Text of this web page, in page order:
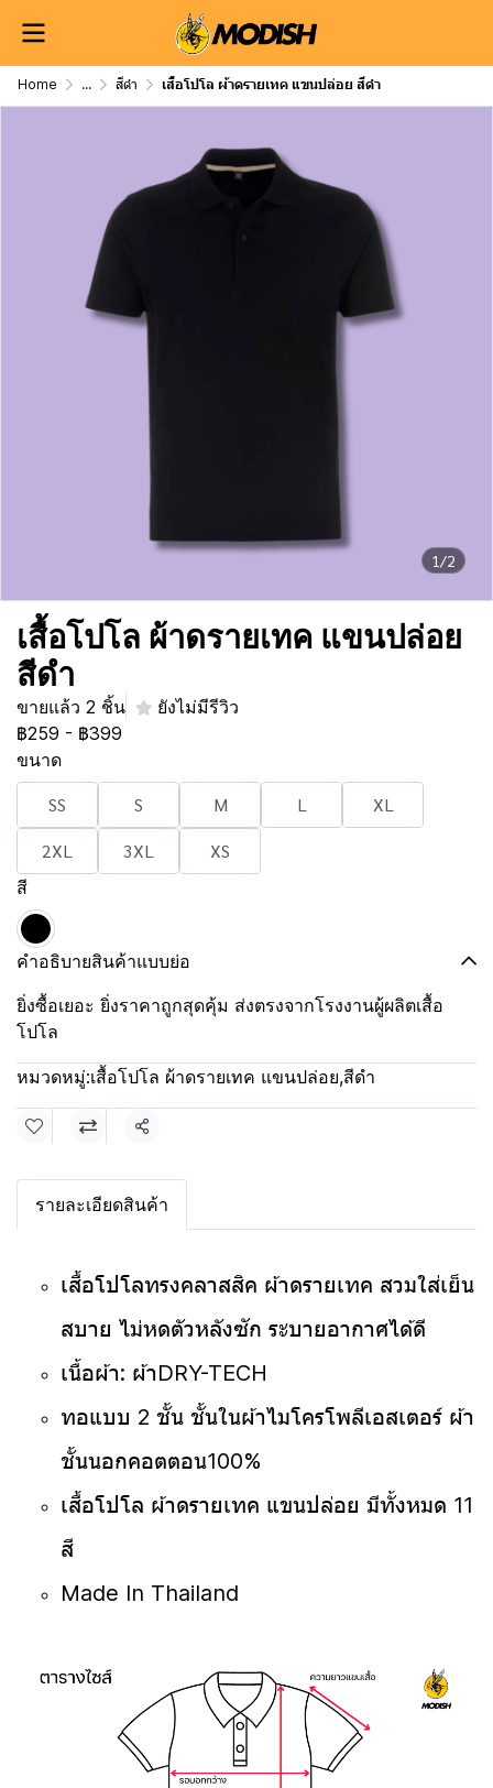
Home ... สีดำ เสื้อโปโล ผ้าดรายเทค แขนปล่อย สีดำ
1/2
เสื้อโปโล ผ้าดรายเทค แขนปล่อย
สีดำ
ขายแล้ว 2 ชิ้น
ยังไม่มีรีวิว
฿259 - ฿399
ขนาด
SS S M L
XL
2XL
3XL XS
สี
คำอธิบายสินค้าแบบย่อ
ยิ่งซื้อเยอะ ยิ่งราคาถูกสุดคุ้ม ส่งตรงจากโรงงานผู้ผลิตเสื้อ
โปโล
หมวดหมู่:เสื้อโปโล ผ้าดรายเทค แขนปล่อย,สีดำ
แชร์
รายละเอียดสินค้า
เสื้อโปโลทรงคลาสสิค ผ้าดรายเทค สวมใส่เย็น
สบาย ไม่หดตัวหลังซัก ระบายอากาศได้ดี
เนื้อผ้า: ผ้าDRY-TECH
ทอแบบ 2 ชั้น ชั้นในผ้าไมโครโพลีเอสเตอร์ ผ้า
ชั้นนอกคอตตอน100%
เสื้อโปโล ผ้าดรายเทค แขนปล่อย มีทั้งหมด 11
สี
Made In Thailand